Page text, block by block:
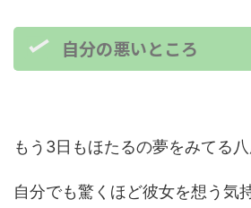
自分の悪いところ
もう3日もほたるの夢をみてる八
自分でも驚くほど彼女を想う気